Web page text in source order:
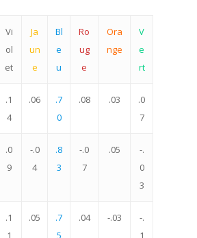
Vi
ol
et
Ja
un
e
Bl
e
u
Ro
ug
e
Ora
nge
V
e
rt
.1
4
.06
.7
0
.08 .03
.0
7
.0
9
-.0
4
.8
3
-.0
7
.05
-.
0
3
.1
1
.05
.7
5
.04 -.03
-.
1